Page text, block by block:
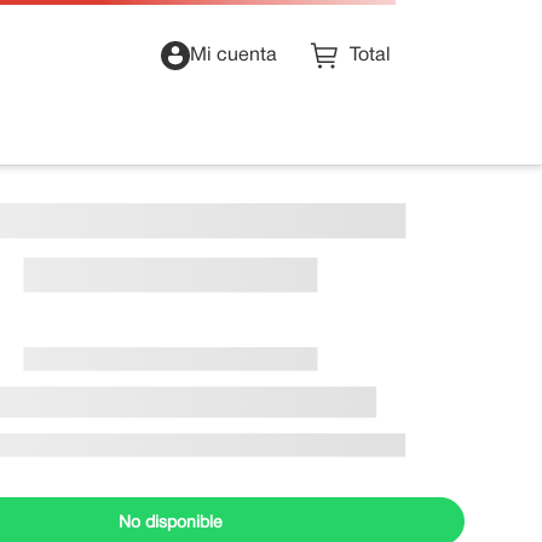
Mi cuenta
No disponible